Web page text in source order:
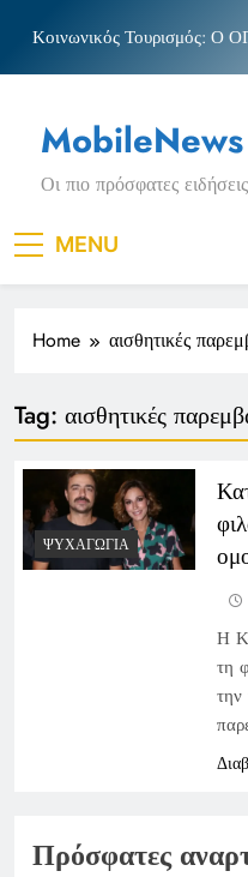
content
Κοινωνικός Τουρισμός: Ο
Νέα Κρήτη: Σαρακήνικο
ΟΦΗ»
Πριγκιπάτο Στάδιο
Κοινωνικός Τουρισμός: Ο
τις αιτήσεις
Μπέσσυ αργυράκη
Νέα Κρήτη: Σαρακήνικο και
MobileNews
Οι πιο πρόσφατες
MENU
Home αισθητικές
Tag: αισθητικές
ΨΥΧΑΓΩΓΊΑ
Η
τη
την
Πρόσφατες